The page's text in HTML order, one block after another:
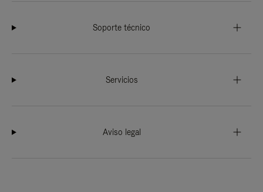
Soporte técnico
Servicios
Aviso legal